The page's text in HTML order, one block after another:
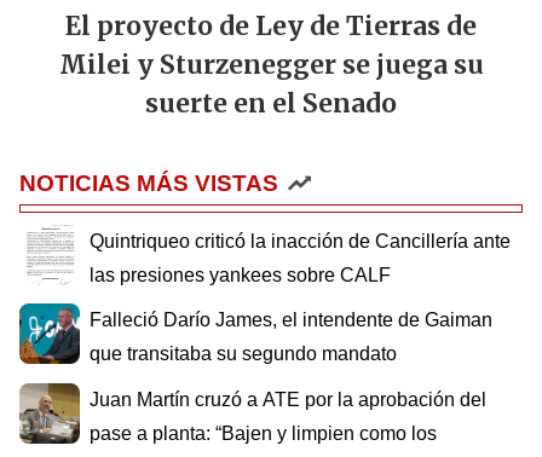
El proyecto de Ley de Tierras de
Milei y Sturzenegger se juega su
suerte en el Senado
NOTICIAS MÁS VISTAS
Quintriqueo criticó la inacción de Cancillería ante
las presiones yankees sobre CALF
Falleció Darío James, el intendente de Gaiman
que transitaba su segundo mandato
Juan Martín cruzó a ATE por la aprobación del
pase a planta: “Bajen y limpien como los